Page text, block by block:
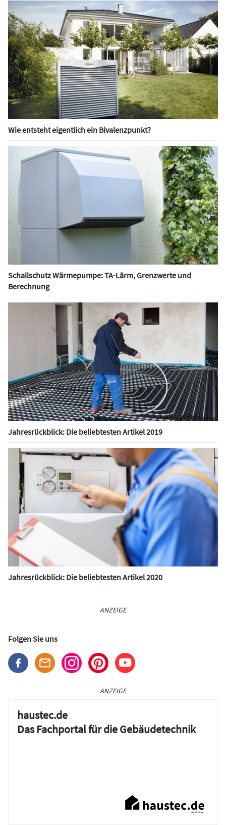
Wie entsteht eigentlich ein Bivalenzpunkt?
Schallschutz Wärmepumpe: TA-Lärm, Grenzwerte und
Berechnung
Jahresrückblick: Die beliebtesten Artikel 2019
Jahresrückblick: Die beliebtesten Artikel 2020
ANZEIGE
Folgen Sie uns
ANZEIGE
haustec.de
Das Fachportal für die Gebäudetechnik